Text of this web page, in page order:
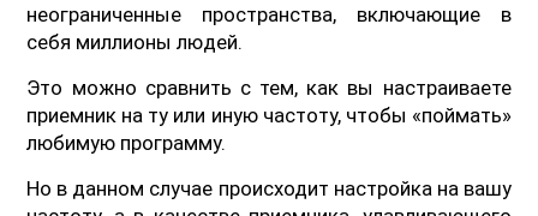
неограниченные пространства, включающие в
себя миллионы людей.
Это можно сравнить с тем, как вы настраиваете
приемник на ту или иную частоту, чтобы «поймать»
любимую программу.
Но в данном случае происходит настройка на вашу